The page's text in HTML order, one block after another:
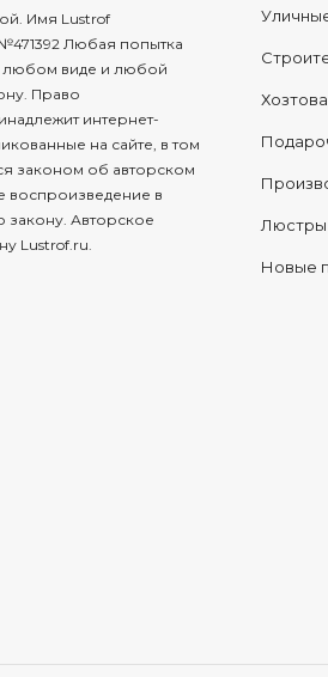
Имя Lustrof
Любая попытка
любом виде и любой
Право
интернет-
на сайте, в том
законом об авторском
в
закону. Авторское
Lustrof.ru.
Люстры
Новые